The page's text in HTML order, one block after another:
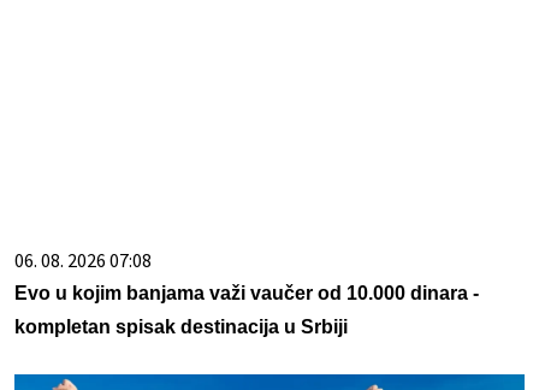
06. 08. 2026 07:08
Evo u kojim banjama važi vaučer od 10.000 dinara -
kompletan spisak destinacija u Srbiji